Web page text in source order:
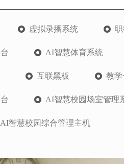
虚拟录播系统
AI智慧体育系统
互联黑板 教
AI智慧校园场室管理
AI智慧校园综合管理主机